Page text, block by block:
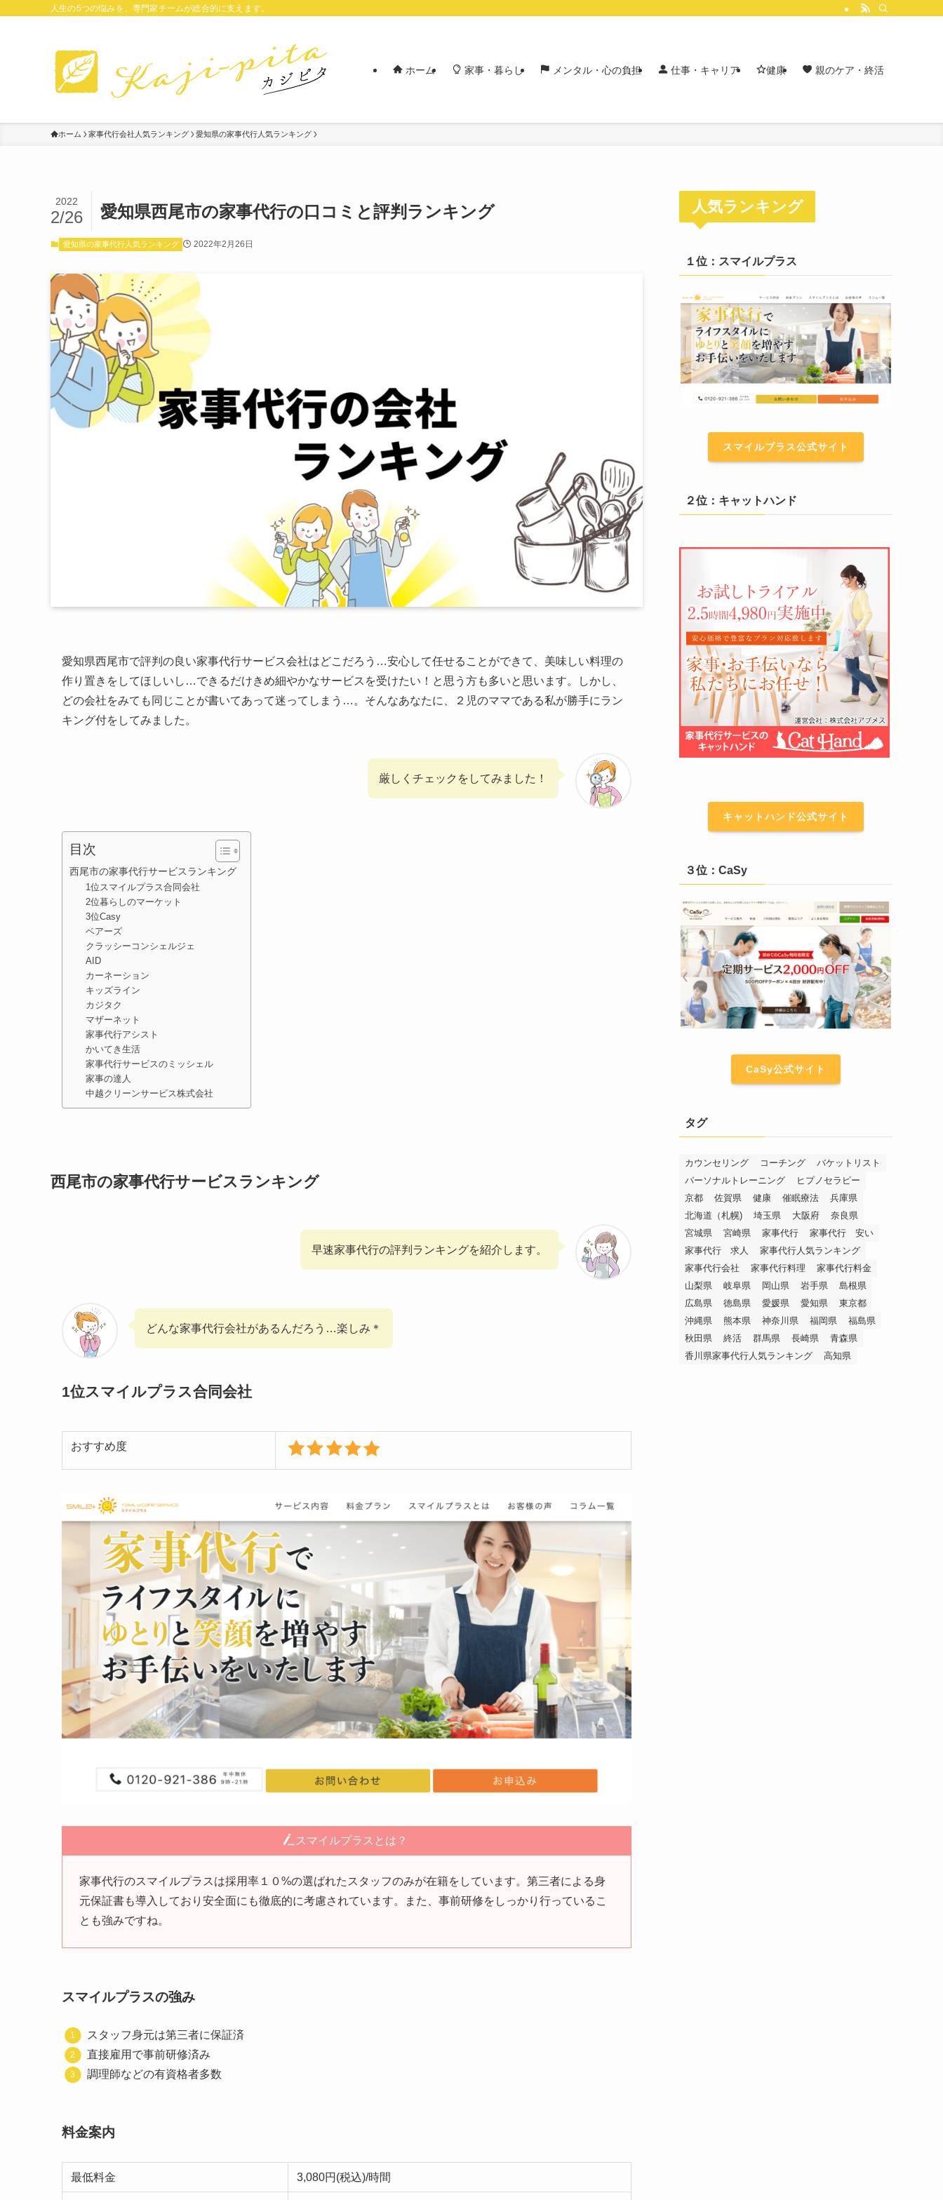
人生の5つの悩みを、専門家チームが総合的に支えます。
ホーム 家事・暮らし メンタル・心の負担 仕事・キャリア 健康 親のケア・終活
ホーム 家事代行会社人気ランキング 愛知県の家事代行人気ランキング
愛知県西尾市の家事代行の口コミと評判ランキング
2022
2/26
愛知県の家事代行人気ランキング 2022年2月26日
愛知県西尾市で評判の良い家事代行サービス会社はどこだろう…安心して任せることができて、美味しい料理の
作り置きをしてほしいし…できるだけきめ細やかなサービスを受けたい！と思う方も多いと思います。しかし、
どの会社をみても同じことが書いてあって迷ってしまう…。そんなあなたに、２児のママである私が勝手にラン
キング付をしてみました。
厳しくチェックをしてみました！
目次
西尾市の家事代行サービスランキング
1位スマイルプラス合同会社
2位暮らしのマーケット
3位Casy
ベアーズ
クラッシーコンシェルジェ
AID
カーネーション
キッズライン
カジタク
マザーネット
家事代行アシスト
かいてき生活
家事代行サービスのミッシェル
家事の達人
中越クリーンサービス株式会社
西尾市の家事代行サービスランキング
早速家事代行の評判ランキングを紹介します。
どんな家事代行会社があるんだろう…楽しみ＊
1位スマイルプラス合同会社
おすすめ度
スマイルプラスとは？
家事代行のスマイルプラスは採用率１０%の選ばれたスタッフのみが在籍をしています。第三者による身
元保証書も導入しており安全面にも徹底的に考慮されています。また、事前研修をしっかり行っているこ
とも強みですね。
スマイルプラスの強み
スタッフ身元は第三者に保証済
直接雇用で事前研修済み
調理師などの有資格者多数
料金案内
最低料金 3,080円(税込)/時間
人気ランキング
１位：スマイルプラス
スマイルプラス公式サイト
２位：キャットハンド
キャットハンド公式サイト
３位：CaSy
CaSy公式サイト
タグ
カウンセリング コーチング
バケットリスト
パーソナルトレーニング
ヒプノセラピー
京都
佐賀県 健康 催眠療法
兵庫県
北海道（札幌)
埼玉県 大阪府
奈良県
宮城県
宮崎県 家事代行
家事代行 安い
家事代行 求人
家事代行人気ランキング
家事代行会社
家事代行料理
家事代行料金
山梨県
岐阜県 岡山県 岩手県
島根県
広島県
徳島県 愛媛県 愛知県
東京都
沖縄県
熊本県 神奈川県 福岡県
福島県
秋田県
終活 群馬県 長崎県
青森県
香川県家事代行人気ランキング
高知県